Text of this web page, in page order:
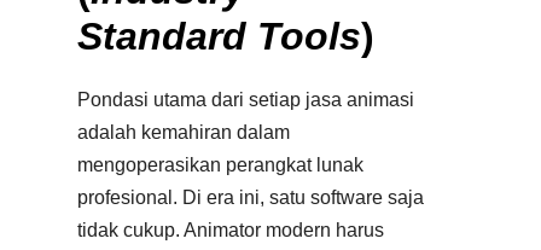
Standard Tools)
Pondasi utama dari setiap jasa animasi
adalah kemahiran dalam
mengoperasikan perangkat lunak
profesional. Di era ini, satu software saja
tidak cukup. Animator modern harus